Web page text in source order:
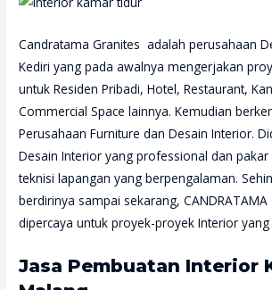
Candratama Granites adalah perusahaan
Kediri yang pada awalnya mengerjakan
untuk Residen Pribadi, Hotel, Restaurant,
Commercial Space lainnya. Kemudian
Perusahaan Furniture dan Desain Interior.
Desain Interior yang professional dan
teknisi lapangan yang berpengalaman.
berdirinya sampai sekarang, CANDRATAMA
dipercaya untuk proyek-proyek Interior yang
Jasa Pembuatan Interior